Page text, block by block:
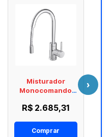
Misturador
Monocomando
Motion Deca
R$ 2.685,31
Comprar
›